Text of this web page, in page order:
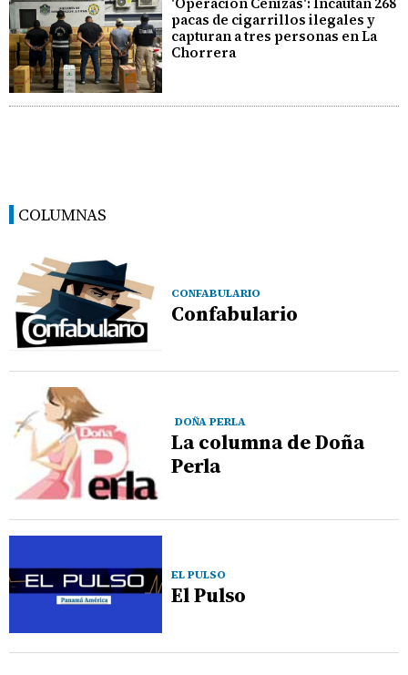
pacas de cigarrillos ilegales y
capturan a tres personas en La
Chorrera
COLUMNAS
CONFABULARIO
Confabulario
DOÑA PERLA
La columna de Doña
Perla
EL PULSO
El Pulso